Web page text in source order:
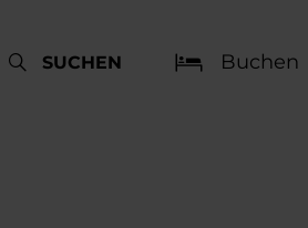
SUCHEN Buchen